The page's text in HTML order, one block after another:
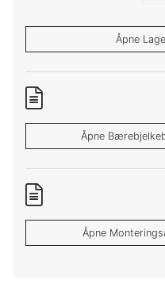
Åpne
Åpne
Åpne